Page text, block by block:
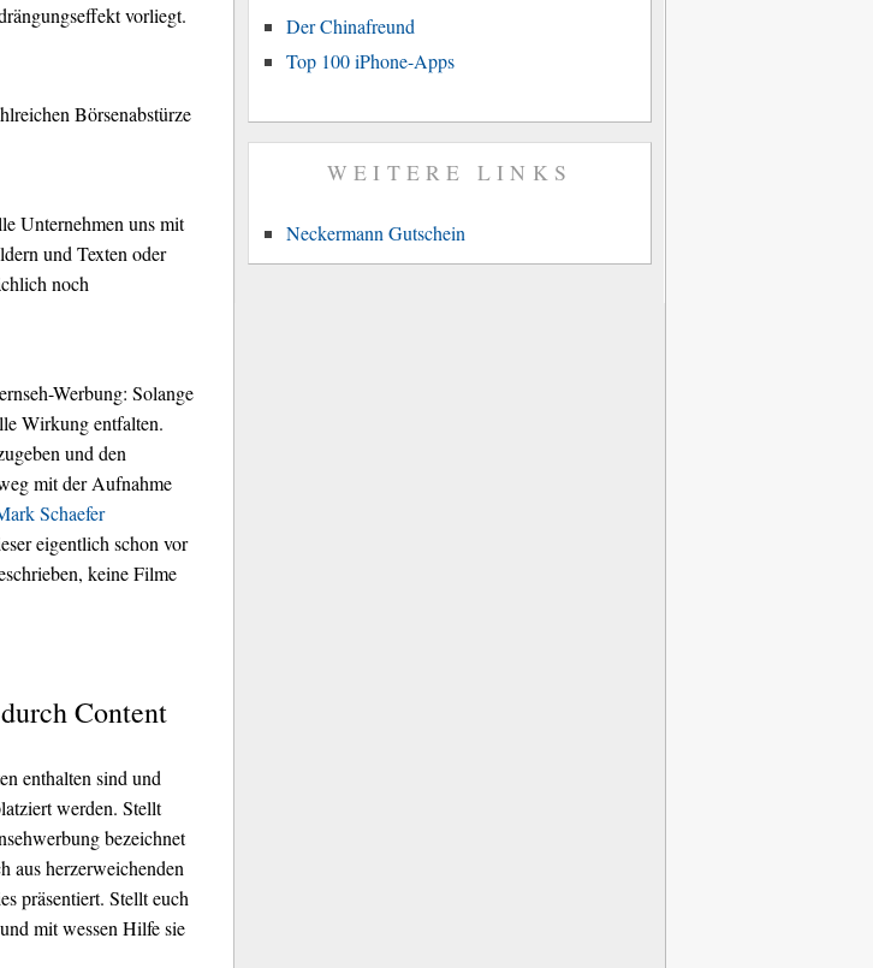
vorliegt.
Börsenabstürze
Unternehmen uns mit
und Texten oder
noch
Werbung: Solange
Wirkung entfalten.
und den
mit der Aufnahme
Schaefer
eigentlich schon vor
keine Filme
Content
enthalten sind und
werden. Stellt
bezeichnet
aus herzerweichenden
präsentiert. Stellt euch
mit wessen Hilfe sie
Der Chinafreund
Top 100 iPhone-Apps
WEITERE LINKS
Neckermann Gutschein